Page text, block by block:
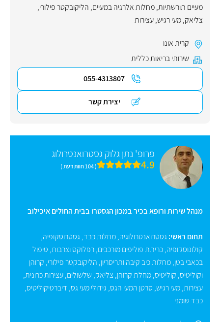
מעיים תורשתיות,מחלות אלרגיה במעיים, הליקובקטר פילורי,
צליאק,מעי רגיש,עצירות
קרית אונו
שירותי בריאות כללית
055-4313807
יצירת קשר
פרופ' נתן גלוק גסטרואנטרולוג
4.9 ( 104 חוות דעת )
מנהל שירות ורופא בכיר במכון הגסטרו בבית החולים איכילוב
תחום ראשי: גסטרואנטרולוגיה,מחלות כבד, גסטרוסקופיה,
קולונוסקופיה,כריתת פוליפים מורכבים,רפלוקס וצרבות, טיפול
בכאבי בטן,מחלות כיב קיבה ותריסריון, הליקובקטר פילורי, קרוהן
וקוליטיס, קוליטיס,מחלת קרוהן, צליאק, שלשולים,עצירות כרונית,
עצירות,מעי רגיש, סרטן המעי הגס, גידולי מעי גס, דיברטיקוליטיס,
כבד שומני